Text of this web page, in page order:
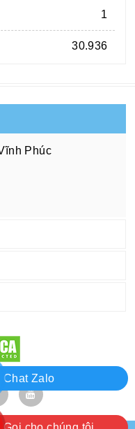
1
30.936
Phúc
Chat Zalo